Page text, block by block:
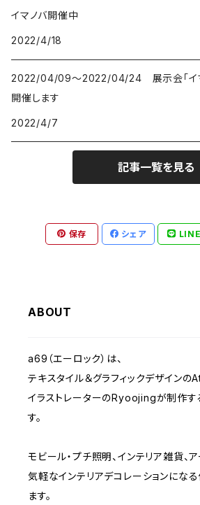
プリント
イヌ-DOGS
シカ - DEERS
2013 きのうのすきま2
2013 a69かみもの展
イマノバ開催中
2022/4/18
2022/04/09～2022/04/24 展示会「イマ
開催します
2022/4/7
記事一覧を見る
保存 シェア LINE
ABOUT
a69（エーロック）は、
テキスタイル＆グラフィックデザインの
イラストレーターのRyoojingが制作す
す。
モビール・プチ照明、インテリア雑貨、
気軽なインテリアデコレーションにな
ます。